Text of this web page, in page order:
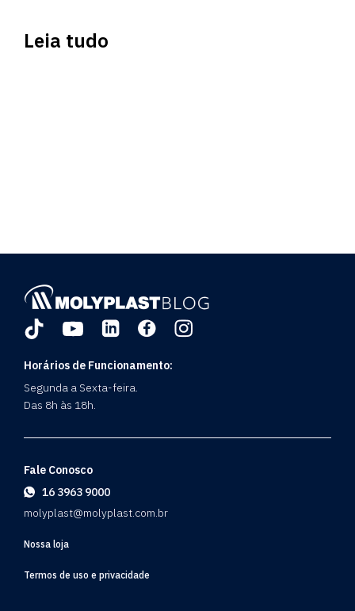
Leia tudo
Horários de Funcionamento:
Segunda a Sexta-feira.
Das 8h às 18h.
Nossa loja
Termos de uso e privacidade
Fale Conosco
16 3963 9000
molyplast@molyplast.com.br